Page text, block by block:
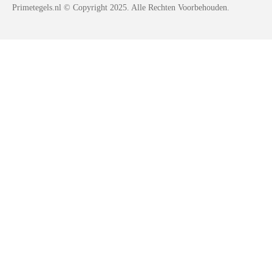
Primetegels.nl © Copyright 2025. Alle Rechten Voorbehouden.